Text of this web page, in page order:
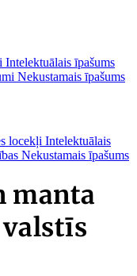
Intelektuālais īpašums
Nekustamais īpašums
locekļi Intelektuālais
Nekustamais īpašums
manta